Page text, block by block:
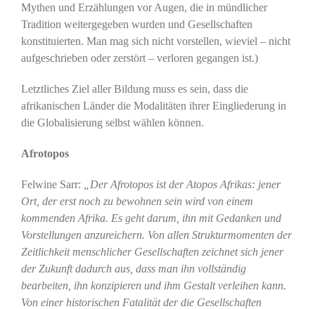
Mythen und Erzählungen vor Augen, die in mündlicher
Tradition weitergegeben wurden und Gesellschaften
konstituierten. Man mag sich nicht vorstellen, wieviel – nicht
aufgeschrieben oder zerstört – verloren gegangen ist.)
Letztliches Ziel aller Bildung muss es sein, dass die
afrikanischen Länder die Modalitäten ihrer Eingliederung in
die Globalisierung selbst wählen können.
Afrotopos
Felwine Sarr:
„Der Afrotopos ist der Atopos Afrikas: jener
Ort, der erst noch zu bewohnen sein wird von einem
kommenden Afrika. Es geht darum, ihn mit Gedanken und
Vorstellungen anzureichern. Von allen Strukturmomenten der
Zeitlichkeit menschlicher Gesellschaften zeichnet sich jener
der Zukunft dadurch aus, dass man ihn vollständig
bearbeiten, ihn konzipieren und ihm Gestalt verleihen kann.
Von einer historischen Fatalität der die Gesellschaften